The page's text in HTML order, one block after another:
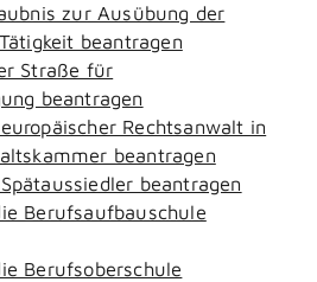
zur Ausübung der
beantragen
Straße für
beantragen
Rechtsanwalt in
beantragen
beantragen
Berufsaufbauschule
Berufsoberschule